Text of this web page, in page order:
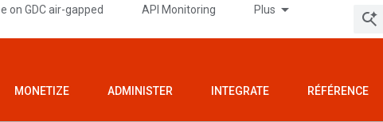
on GDC air-gapped API Monitoring Plus
MONETIZE ADMINISTER INTEGRATE RÉFÉRENCE